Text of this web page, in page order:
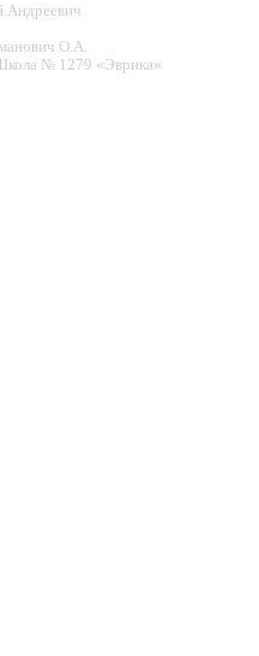
Андреевич
О.А.
№ 1279 «Эврика»